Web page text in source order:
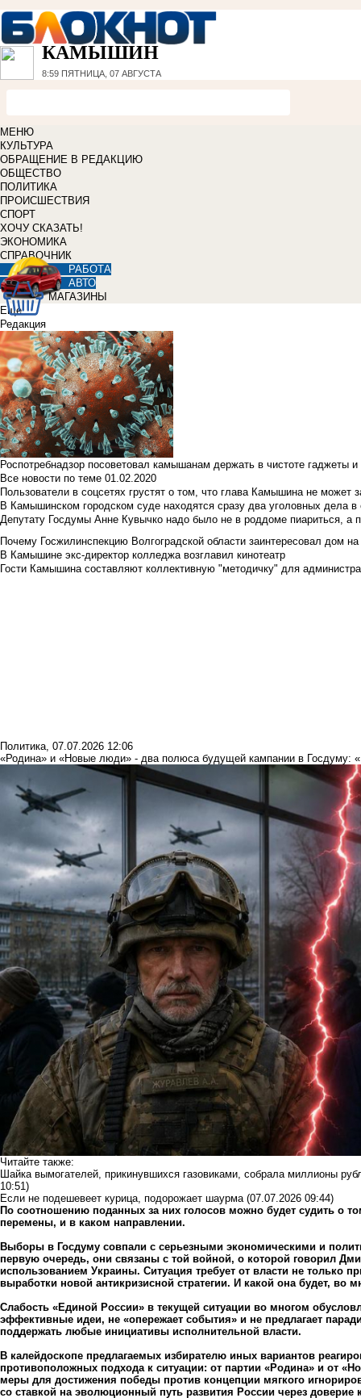
КАМЫШИН
8:59 ПЯТНИЦА, 07 АВГУСТА
МЕНЮ
КУЛЬТУРА
ОБРАЩЕНИЕ В РЕДАКЦИЮ
ОБЩЕСТВО
ПОЛИТИКА
ПРОИСШЕСТВИЯ
СПОРТ
ХОЧУ СКАЗАТЬ!
ЭКОНОМИКА
СПРАВОЧНИК
РАБОТА
АВТО
МАГАЗИНЫ
Еще
Редакция
Роспотребнадзор посоветовал камышанам держать в чистоте гаджеты
Все новости по теме 01.02.2020
Пользователи в соцсетях грустят о том, что глава Камышина не может
В Камышинском городском суде находятся сразу два уголовных дела
Депутату Госдумы Анне Кувычко надо было не в роддоме пиариться, а
Почему Госжилинспекцию Волгоградской области заинтересовал дом
В Камышине экс-директор колледжа возглавил кинотеатр
Гости Камышина составляют коллективную "методичку" для
Политика, 07.07.2026 12:06
«Родина» и «Новые люди» - два полюса будущей кампании в Госдуму:
Читайте также:
Шайка вымогателей, прикинувшихся газовиками, собрала миллионы
10:51)
Если не подешевеет курица, подорожает шаурма (07.07.2026 09:44)
По соотношению поданных за них голосов можно будет судить о
перемены, и в каком направлении.
Выборы в Госдуму совпали с серьезными экономическими и
первую очередь, они связаны с той войной, о которой говорил
использованием Украины. Ситуация требует от власти не только
выработки новой антикризисной стратегии. И какой она будет, во
Слабость «Единой России» в текущей ситуации во многом
эффективные идеи, не «опережает события» и не предлагает
поддержать любые инициативы исполнительной власти.
В калейдоскопе предлагаемых избирателю иных вариантов
противоположных подхода к ситуации: от партии «Родина» и от
меры для достижения победы против концепции мягкого
со ставкой на эволюционный путь развития России через доверие